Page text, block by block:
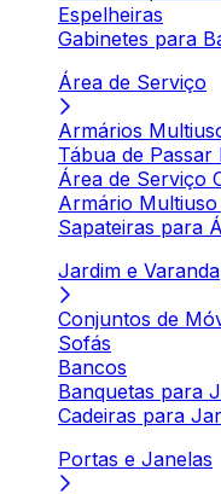
Espelheiras
Gabinetes para
Área de Serviço
Armários
Tábua de Passar
Área de Serviço
Armário
Sapateiras para
Jardim e Varanda
Conjuntos de
Sofás
Bancos
Banquetas para
Cadeiras para
Portas e Janelas